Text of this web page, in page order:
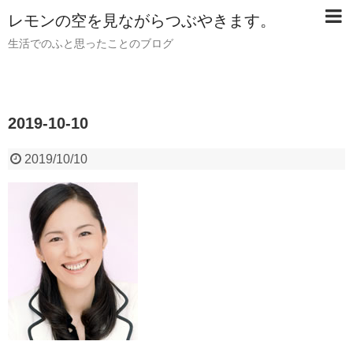
レモンの空を見ながらつぶやきます。
生活でのふと思ったことのブログ
2019-10-10
2019/10/10